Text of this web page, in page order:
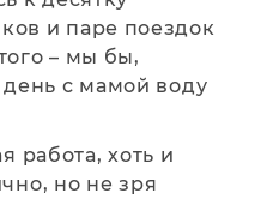
и паре поездок
– мы бы,
с мамой воду
работа, хоть и
но не зря